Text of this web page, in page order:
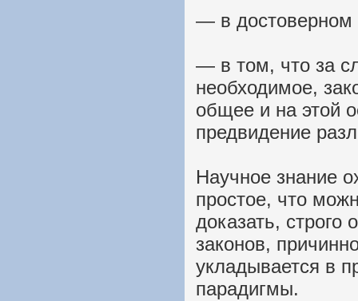
— в
— в том, что за
необходимое,
общее и на этой
предвидение
Научное знание
простое, что
доказать, строго
законов,
укладывается в
парадигмы.